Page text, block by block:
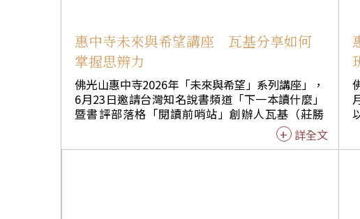
惠中寺未來與希望講座 瓦基分享如何
掌握思辨力
佛光山惠中寺2026年「未來與希望」系列講座」，
6月23日邀請台灣知名說書頻道「下一本讀什麼」
暨書評部落格「閱讀前哨站」創辦人瓦基（莊勝
翔），以「運用情境智慧，在喧囂世界保有清醒的
思考」為題，與現場聽眾近500位，以及線上同步
詳全文